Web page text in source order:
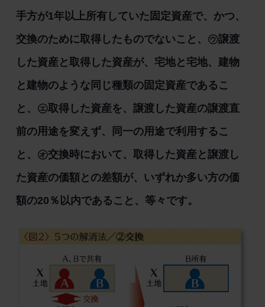
手方が1年以上所有していた固定資産で、かつ、
交換のために取得したものでないこと、㋒譲渡
した資産と取得した資産が、宅地と宅地、建物
と建物のような同じ種類の固定資産であるこ
と、㋓取得した資産を、譲渡した資産の譲渡直
前の用途を変えず、同一の用途で利用するこ
と、㋔交換時において、取得した資産と譲渡し
た資産の価額との差額が、いずれか多い方の価
額の20％以内であること、等々です。